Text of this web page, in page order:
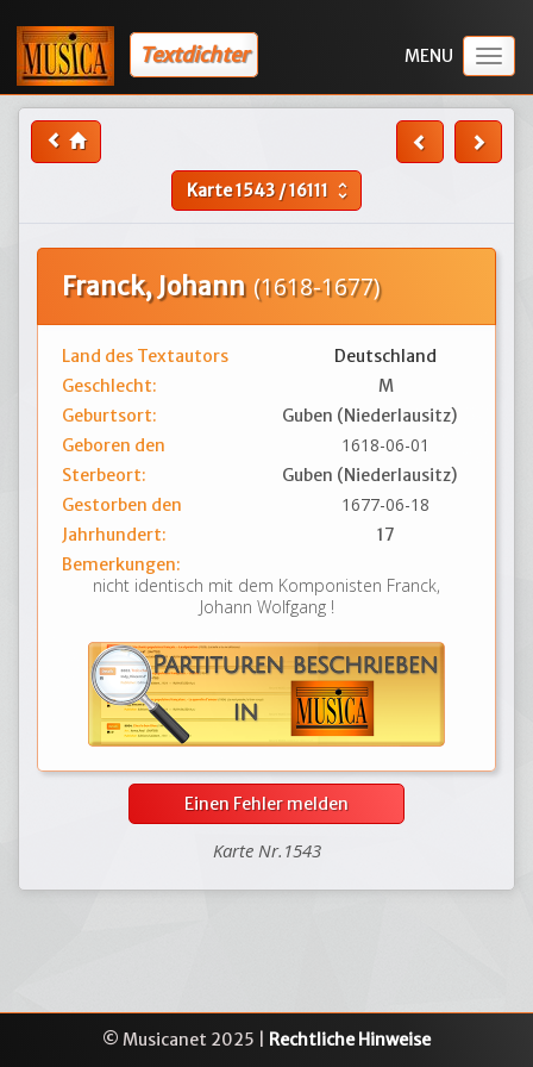
Textdichter
Karte1543/16111 unfold_more
Franck, Johann (1618-1677)
Land des Textautors
Deutschland
Geschlecht:
M
Geburtsort:
Guben (Niederlausitz)
Geboren den
1618-06-01
Sterbeort:
Guben (Niederlausitz)
Gestorben den
1677-06-18
Jahrhundert:
17
Bemerkungen:
nicht identisch mit dem Komponisten Franck,
Johann Wolfgang !
Einen Fehler melden
Karte Nr.1543
© Musicanet 2025 | Rechtliche Hinweise